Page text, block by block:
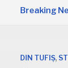
Breaking
Dâmbovița:
DIN TUFIȘ,